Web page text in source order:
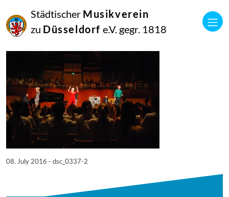
Städtischer Musikverein
zu Düsseldorf e.V. gegr. 1818
Juli
2016
Netkotec
08. July 2016 - dsc_0337-2